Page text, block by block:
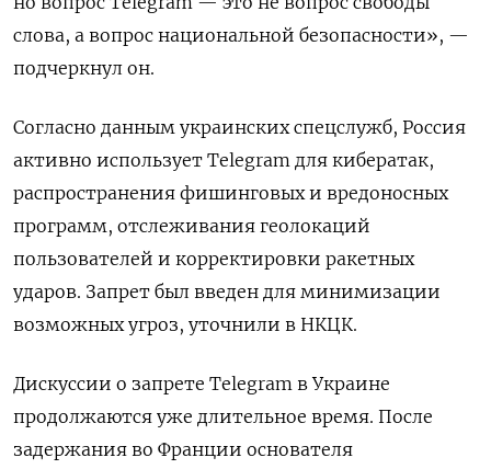
слова, а вопрос национальной безопасности», —
подчеркнул он.
Согласно данным украинских спецслужб, Россия
активно использует Telegram для кибератак,
распространения фишинговых и вредоносных
программ, отслеживания геолокаций
пользователей и корректировки ракетных
ударов. Запрет был введен для минимизации
возможных угроз, уточнили в НКЦК.
Дискуссии о запрете Telegram в Украине
продолжаются уже длительное время. После
задержания во Франции основателя